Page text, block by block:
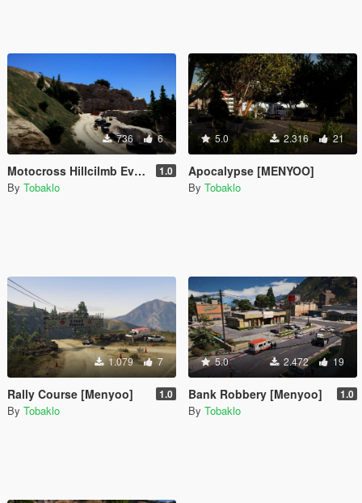
736 6
Motocross Hillcilmb Event [Menyoo] 1.0
By Tobaklo
5.0 2.316 21
Apocalypse [MENYOO]
By Tobaklo
1.079 7
Rally Course [Menyoo] 1.0
By Tobaklo
5.0 2.472 19
Bank Robbery [Menyoo] 1.0
By Tobaklo